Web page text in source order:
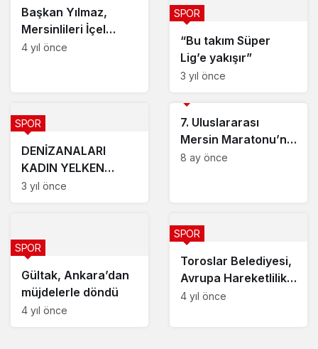
Başkan Yılmaz,
Mersinlileri İçel
İdmanyurdu maçına
4 yıl önce
“Bu takım Süper
Lig’e yakışır”
SPOR
3 yıl önce
DENİZANALARI
KADIN YELKEN
TAKIMINA BİR ÖDÜL
SPOR
3 yıl önce
7. Uluslararası
Mersin Maratonu’na
34 Ülkeden 2 Bin 414
8 ay önce
Gültak, Ankara’dan
müjdelerle döndü
SPOR
4 yıl önce
Toroslar Belediyesi,
Avrupa Hareketlilik
Haftası’na
SPOR
4 yıl önce